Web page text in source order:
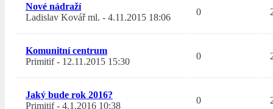
Nové nádraží
Ladislav Kovář ml. - 4.11.2015 18:06
0
Komunitní centrum
Primitif- 12.11.2015 15:30
0
Jaký bude rok 2016?
Primitif- 4.1.2016 10:38
0